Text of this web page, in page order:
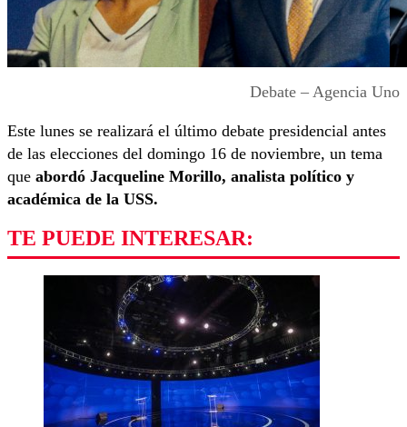
Debate – Agencia Uno
Este lunes se realizará el último debate presidencial antes
de las elecciones del domingo 16 de noviembre, un tema
que abordó Jacqueline Morillo, analista político y
académica de la USS.
TE PUEDE INTERESAR: